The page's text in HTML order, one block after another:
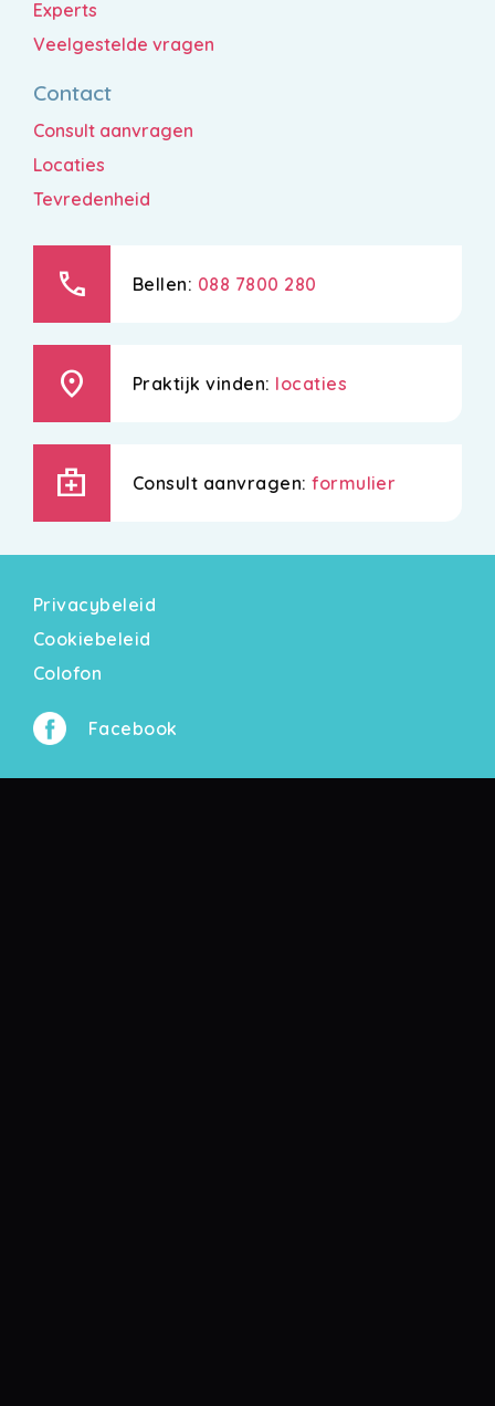
Experts
Veelgestelde vragen
Contact
Consult aanvragen
Locaties
Tevredenheid
call Bellen: 088 7800 280
location_on Praktijk vinden: locaties
medical_services Consult aanvragen:formulier
Privacybeleid
Cookiebeleid
Colofon
Facebook